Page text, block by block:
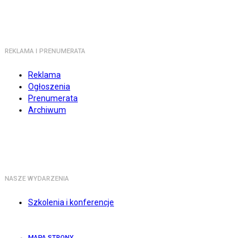
REKLAMA I PRENUMERATA
Reklama
Ogłoszenia
Prenumerata
Archiwum
NASZE WYDARZENIA
Szkolenia i konferencje